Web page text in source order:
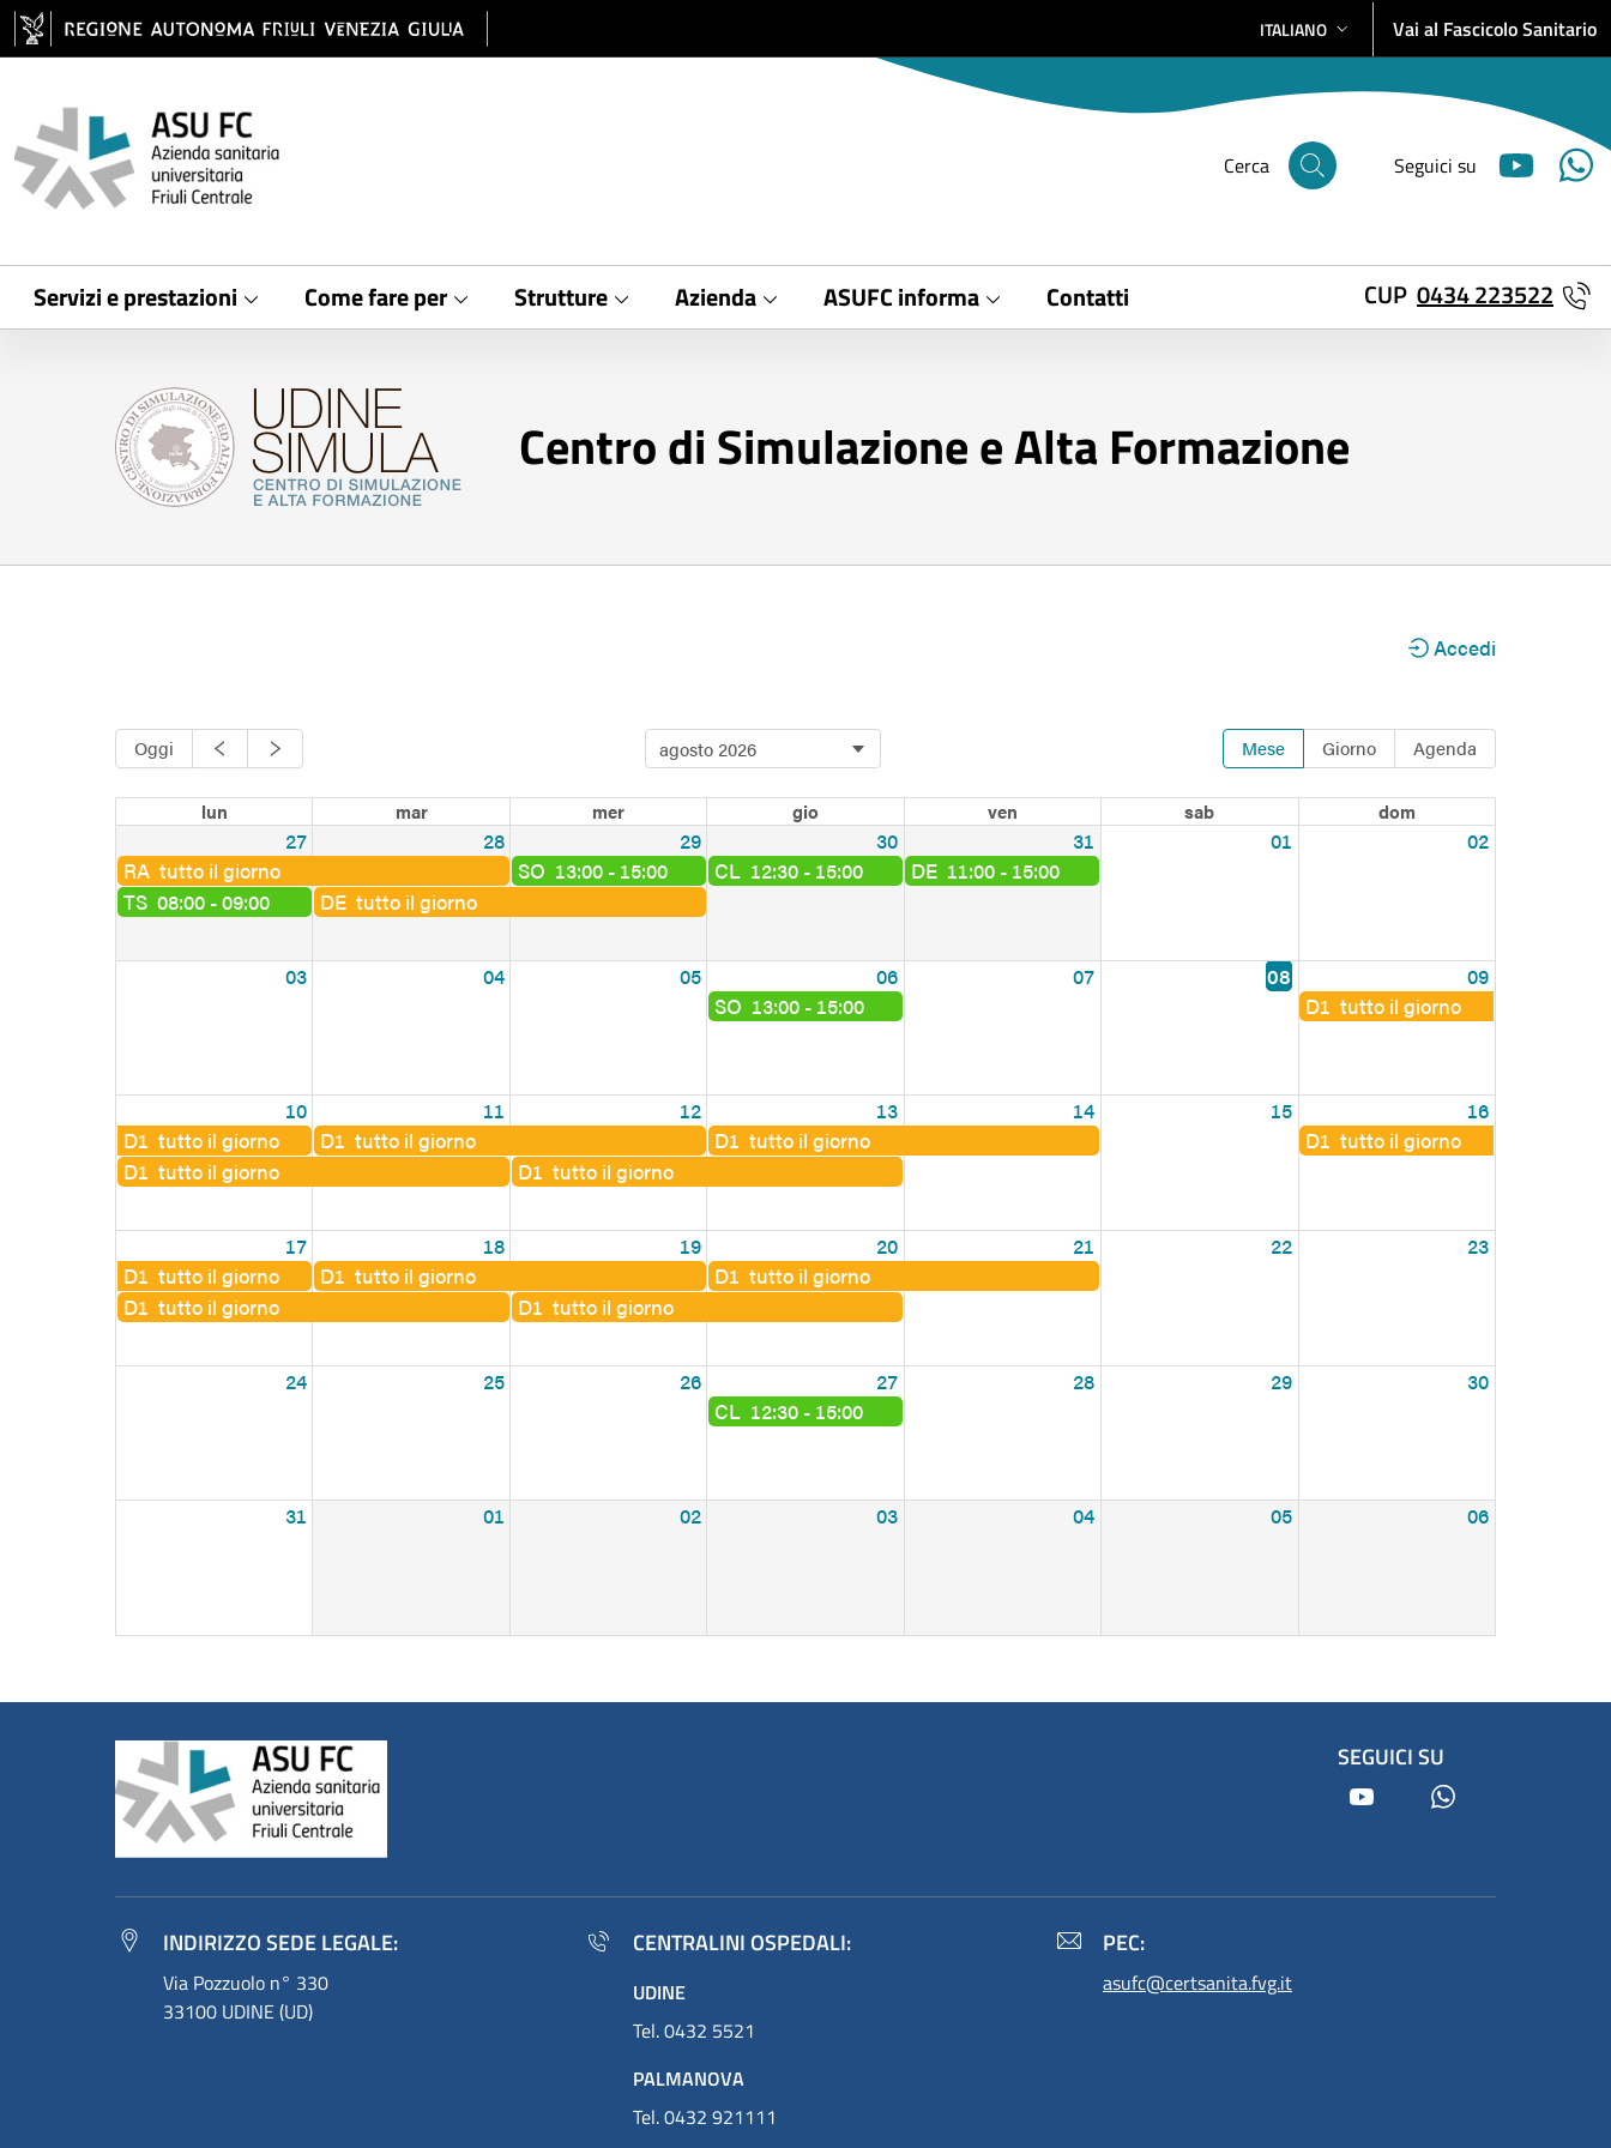
Salta al contenuto principale
SELEZIONE LINGUA: LINGUA SELEZIONATA
ITALIANO Vai al Fascicolo Sanitario
Cerca Seguici su
Servizi e prestazioni Come fare per Strutture Azienda ASUFC informa Contatti CUP 0434 223522
Centro di Simulazione e Alta Formazione
SEGUICI SU
Youtube
INDIRIZZO SEDE LEGALE:
Via Pozzuolo n° 330
33100 UDINE (UD)
CENTRALINI OSPEDALI:
UDINE
Tel. 0432 5521
PALMANOVA
Tel. 0432 921111
PEC:
asufc@certsanita.fvg.it